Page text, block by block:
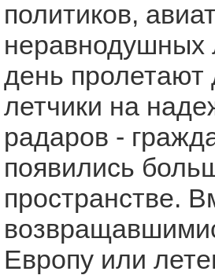
политиков,
неравнодушных
день пролетают
летчики на
радаров -
появились
пространстве.
Европу или